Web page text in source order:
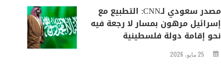
مصدر سعودي لـCNN: التطبيع مع
إسرائيل مرهون بمسار لا رجعة فيه
نحو إقامة دولة فلسطينية
25 مايو، 2026